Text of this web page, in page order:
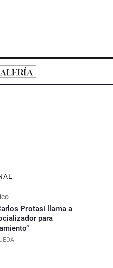
Protasi llama a
para